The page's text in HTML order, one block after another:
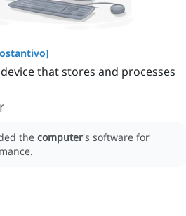
]
that stores and processes
the computer's software for